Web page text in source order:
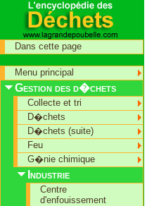
Dans cette page
Menu principal
Gestion des d�chets
Collecte et tri
D�chets
D�chets (suite)
Feu
G�nie chimique
Industrie
Centre
d'enfouissement